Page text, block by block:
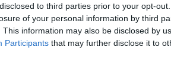
to third parties prior to your opt-
of your personal information by third
This information may also be disclosed by
Participants that may further disclose it to